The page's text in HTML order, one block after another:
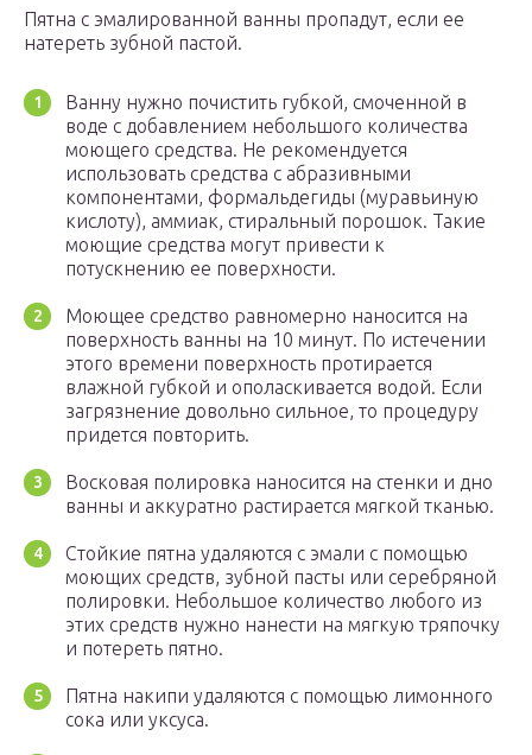
Пятна с эмалированной ванны пропадут, если ее
натереть зубной пастой.
Ванну нужно почистить губкой, смоченной в
воде с добавлением небольшого количества
моющего средства. Не рекомендуется
использовать средства с абразивными
компонентами, формальдегиды (муравьиную
кислоту), аммиак, стиральный порошок. Такие
моющие средства могут привести к
потускнению ее поверхности.
Моющее средство равномерно наносится на
поверхность ванны на 10 минут. По истечении
этого времени поверхность протирается
влажной губкой и ополаскивается водой. Если
загрязнение довольно сильное, то процедуру
придется повторить.
Восковая полировка наносится на стенки и дно
ванны и аккуратно растирается мягкой тканью.
Стойкие пятна удаляются с эмали с помощью
моющих средств, зубной пасты или серебряной
полировки. Небольшое количество любого из
этих средств нужно нанести на мягкую тряпочку
и потереть пятно.
Пятна накипи удаляются с помощью лимонного
сока или уксуса.